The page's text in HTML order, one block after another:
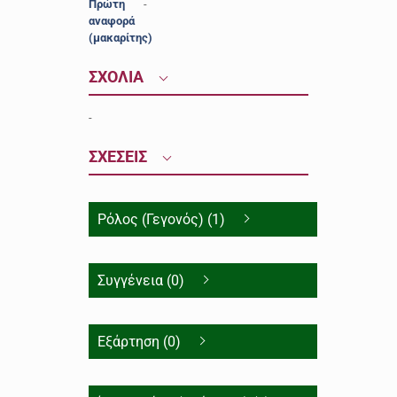
Πρώτη
αναφορά
(μακαρίτης)
-
ΣΧΟΛΙΑ
-
ΣΧΕΣΕΙΣ
Ρόλος (Γεγονός) (1)
Συγγένεια (0)
Εξάρτηση (0)